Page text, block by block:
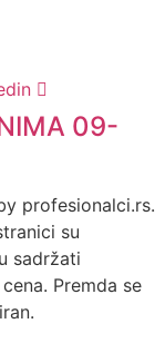
09-
profesionalci.rs.
su
sadržati
Premda se